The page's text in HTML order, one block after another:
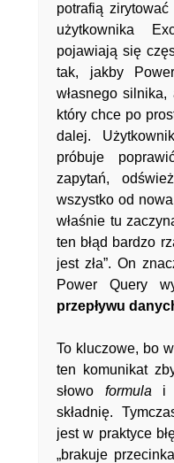
potrafią
użytkownika
pojawiają się
tak, jakby
własnego
który chce po
dalej.
próbuje
zapytań,
wszystko od
właśnie tu
ten błąd bardzo
jest zła”. On
Power Query
przepływu
To kluczowe, bo
ten komunikat
słowo formula i
składnię.
jest w praktyce
„brakuje